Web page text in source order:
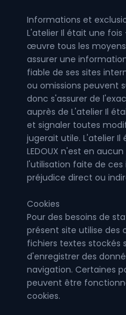
Informations et
L'atelier Il était une fois
œuvre tous les
assurer une
fiable de ses sites
ou omissions peuvent
donc s'assurer de
auprès de L'atelier Il
et signaler toutes
jugerait utile. L'atelier
LEDOUX n'est en
l'utilisation faite de
préjudice direct ou
Cookies
Pour des besoins de
présent site utilise des
fichiers textes stockés
d'enregistrer des
navigation. Certaines
peuvent être
cookies.